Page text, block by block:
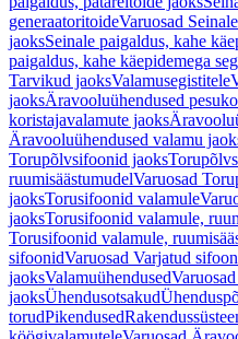
generaatoritoideVaruosad
jaoksSeinale paigaldus, kahe
paigaldus, kahe käepidemega
Tarvikud jaoksValamusegistitele
jaoksÄravooluühendused
koristajavalamute jaoks
Äravooluühendused valamu
Torupõlvsifoonid jaoks
ruumisäästumudelVaruosad
jaoksTorusifoonid valamule
jaoksTorusifoonid valamule,
Torusifoonid valamule,
sifoonidVaruosad Varjatud
jaoksValamuühendused
jaoksÜhendusotsakud
torudPikendused